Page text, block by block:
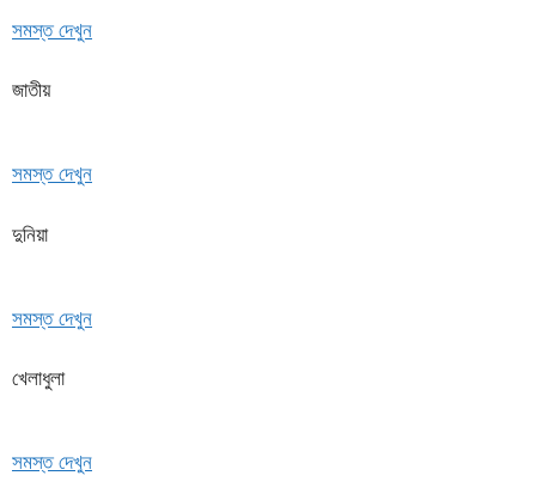
সমস্ত দেখুন
জাতীয়
সমস্ত দেখুন
দুনিয়া
সমস্ত দেখুন
খেলাধুলা
সমস্ত দেখুন